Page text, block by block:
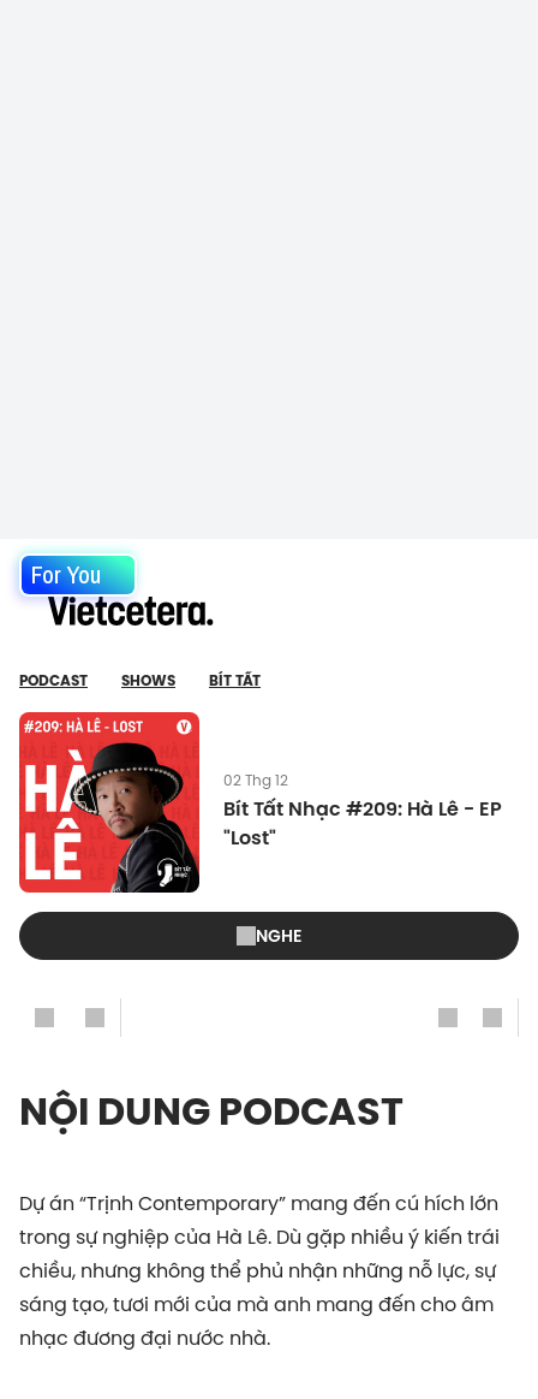
For You
PODCAST SHOWS BÍT TẤT
02 Thg 12
Bít Tất Nhạc #209: Hà Lê - EP
"Lost"
NGHE
NỘI DUNG PODCAST
Dự án “Trịnh Contemporary” mang đến cú hích lớn
trong sự nghiệp của Hà Lê. Dù gặp nhiều ý kiến trái
chiều, nhưng không thể phủ nhận những nỗ lực, sự
sáng tạo, tươi mới của mà anh mang đến cho âm
nhạc đương đại nước nhà.